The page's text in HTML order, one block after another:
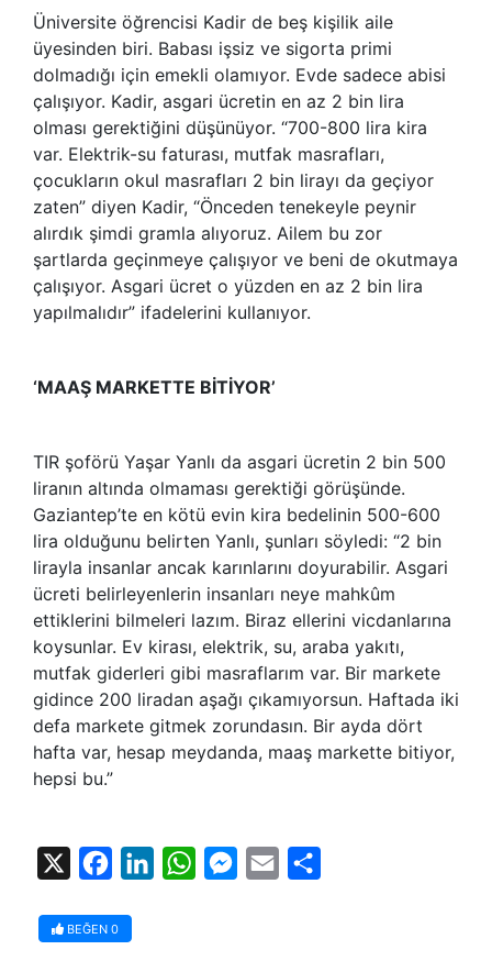
Üniversite öğrencisi Kadir de beş kişilik aile
üyesinden biri. Babası işsiz ve sigorta primi
dolmadığı için emekli olamıyor. Evde sadece abisi
çalışıyor. Kadir, asgari ücretin en az 2 bin lira
olması gerektiğini düşünüyor. “700-800 lira kira
var. Elektrik-su faturası, mutfak masrafları,
çocukların okul masrafları 2 bin lirayı da geçiyor
zaten” diyen Kadir, “Önceden tenekeyle peynir
alırdık şimdi gramla alıyoruz. Ailem bu zor
şartlarda geçinmeye çalışıyor ve beni de okutmaya
çalışıyor. Asgari ücret o yüzden en az 2 bin lira
yapılmalıdır” ifadelerini kullanıyor.
‘MAAŞ MARKETTE BİTİYOR’
TIR şoförü Yaşar Yanlı da asgari ücretin 2 bin 500
liranın altında olmaması gerektiği görüşünde.
Gaziantep’te en kötü evin kira bedelinin 500-600
lira olduğunu belirten Yanlı, şunları söyledi: “2 bin
lirayla insanlar ancak karınlarını doyurabilir. Asgari
ücreti belirleyenlerin insanları neye mahkûm
ettiklerini bilmeleri lazım. Biraz ellerini vicdanlarına
koysunlar. Ev kirası, elektrik, su, araba yakıtı,
mutfak giderleri gibi masraflarım var. Bir markete
gidince 200 liradan aşağı çıkamıyorsun. Haftada iki
defa markete gitmek zorundasın. Bir ayda dört
hafta var, hesap meydanda, maaş markette bitiyor,
hepsi bu.”
FacebookLinkedInWhatsAppMessenger
Email
BEĞEN 0